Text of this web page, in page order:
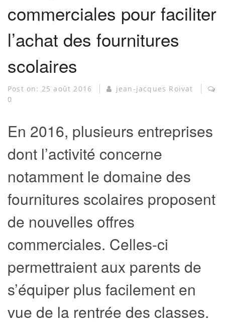
commerciales pour faciliter
l’achat des fournitures
scolaires
Post on: 25 août 2016
jean-jacques Roivat
0
En 2016, plusieurs entreprises
dont l’activité concerne
notamment le domaine des
fournitures scolaires proposent
de nouvelles offres
commerciales. Celles-ci
permettraient aux parents de
s’équiper plus facilement en
vue de la rentrée des classes.